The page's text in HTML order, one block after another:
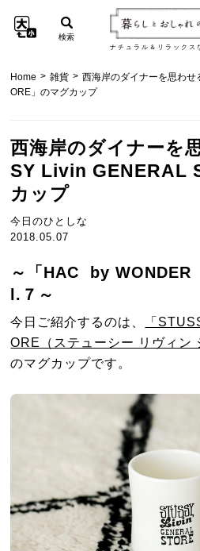
ナチュラル＆リラックス
検索
Home > 雑貨 > 西海岸のダイナーを思わ
ORE」のマグカップ
西海岸のダイナーを
SY Livin GENERAL
カップ
今日のひとしな
2018.05.07
～「HAC by
l.７～
今日ご紹介するのは、
「
ORE（ステューシー リヴィン
のマグカップです。